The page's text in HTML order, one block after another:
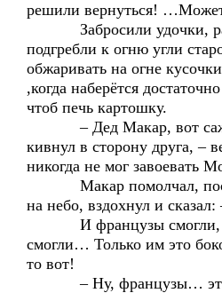
решили вернуться!
Забросили удочки,
подгребли к огню угли
обжаривать на огне
,когда наберётся
чтоб печь картошку.
– Дед Макар, вот
кивнул в сторону друга, –
никогда не мог завоевать
Макар помолчал,
на небо, вздохнул и
И французы смогли,
смогли… Только им это
то вот!
– Ну, французы… это